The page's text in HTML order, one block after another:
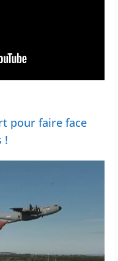
pour faire face
!